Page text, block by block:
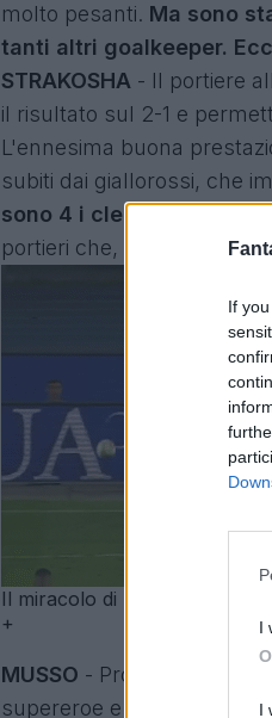
If
I
I
molto pesanti. Ma sono
tanti altri goalkeeper.
STRAKOSHA - Il portiere
il risultato sul 2-1 e
L'ennesima buona
subiti dai giallorossi, che
sono 4 i clean scheet in
portieri che, di solito, i
Il miracolo di Musso contro
+
MUSSO - Protagonista
supereroe e salva i friulani